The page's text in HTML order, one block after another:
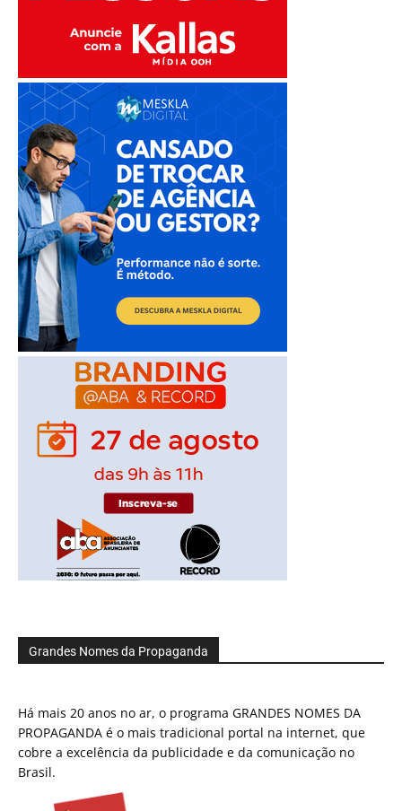
Grandes Nomes da Propaganda
Há mais 20 anos no ar, o programa GRANDES NOMES DA
PROPAGANDA é o mais tradicional portal na internet, que
cobre a excelência da publicidade e da comunicação no
Brasil.